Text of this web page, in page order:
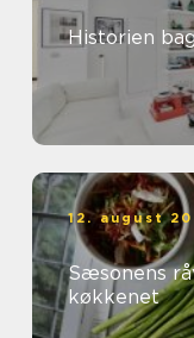
Historien
12. august
Sæsonens
køkkenet